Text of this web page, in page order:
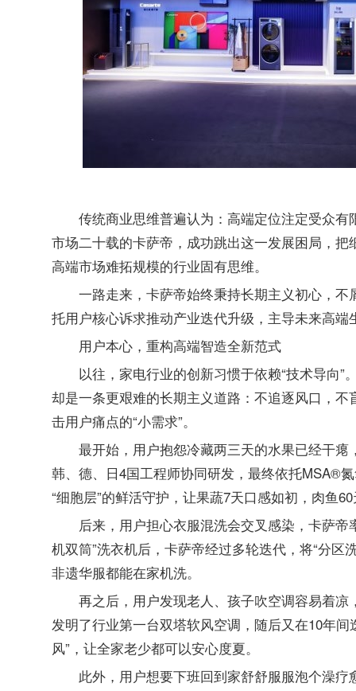
传统商业思维普遍认为：高端定位注定受众
市场二十载的卡萨帝，成功跳出这一发展困局，
高端市场难拓规模的行业固有思维。
一路走来，卡萨帝始终秉持长期主义初心，
托用户核心诉求推动产业迭代升级，主导未来高端
用户本心，重构高端智造全新范式
以往，家电行业的创新习惯于依赖“技术导向
却是一条更艰难的长期主义道路：不追逐风口，
击用户痛点的“小需求”。
最开始，用户抱怨冷藏两三天的水果已经干
韩、德、日4国工程师协同研发，最终依托MSA®
“细胞层”的鲜活守护，让果蔬7天口感如初，肉鱼
后来，用户担心衣服混洗会交叉感染，卡萨帝
机双筒”洗衣机后，卡萨帝经过多轮迭代，将“分
非遗华服都能在家机洗。
再之后，用户发现老人、孩子吹空调容易着
发明了行业第一台双塔软风空调，随后又在10年
风”，让全家老少都可以安心度夏。
此外，用户想要下班回到家舒舒服服泡个澡